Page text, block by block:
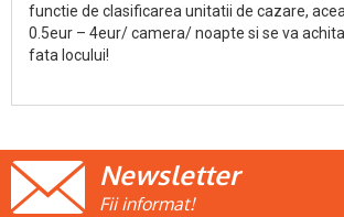
functie de clasificarea unitatii de cazare,
0.5eur – 4eur/ camera/ noapte si se va
fata locului!
Newsletter
Fii informat!